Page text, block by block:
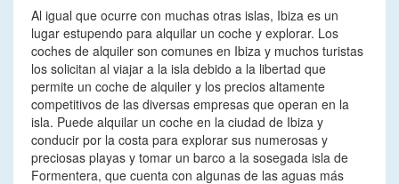
Al igual que ocurre con muchas otras islas, Ibiza es un
lugar estupendo para alquilar un coche y explorar. Los
coches de alquiler son comunes en Ibiza y muchos turistas
los solicitan al viajar a la isla debido a la libertad que
permite un coche de alquiler y los precios altamente
competitivos de las diversas empresas que operan en la
isla. Puede alquilar un coche en la ciudad de Ibiza y
conducir por la costa para explorar sus numerosas y
preciosas playas y tomar un barco a la sosegada isla de
Formentera, que cuenta con algunas de las aguas más